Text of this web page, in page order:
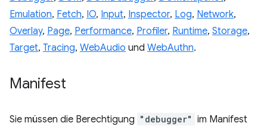
Emulation, Fetch, IO, Input, Inspector, Log, Network,
Overlay, Page, Performance, Profiler, Runtime, Storage,
Target, Tracing, WebAudio und WebAuthn.
Manifest
Sie müssen die Berechtigung "debugger" im Manifest